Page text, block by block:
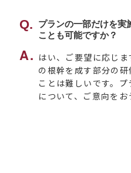
プランの一部だけを実
ことも可能ですか？
はい、ご要望に応じ
の根幹を成す部分の
ことは難しいです。
について、ご意向をお